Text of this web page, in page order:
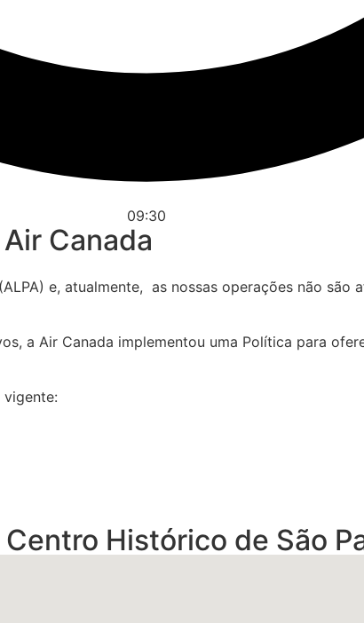
09:30
Canada
e, atualmente, as nossas operações não
a Air Canada implementou uma Política para
Histórico de São